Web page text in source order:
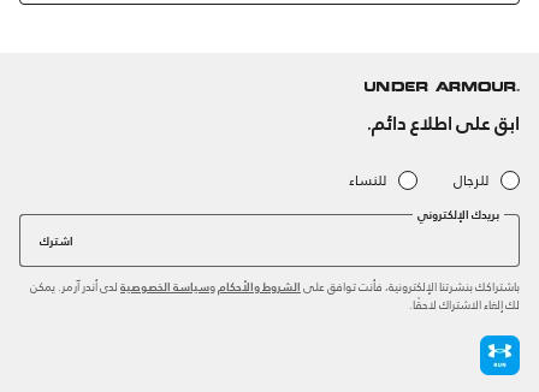
ابق على اطلاع دائم.
للرجال للنساء
بريدك الإلكتروني
اشترك
باشتراكك بنشرتنا الإلكترونية، فأنت توافق على الشروط والأحكام وسياسة الخصوصية لدى أندر آرمر. يمكن
لك إلغاء الاشتراك لاحقًا.